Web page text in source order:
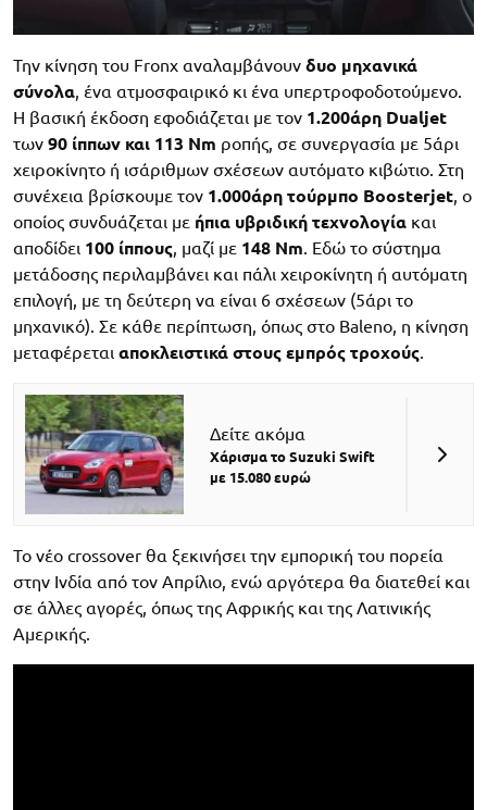
Την κίνηση του Fronx αναλαμβάνουν δυο μηχανικά
σύνολα, ένα ατμοσφαιρικό κι ένα υπερτροφοδοτούμενο.
Η βασική έκδοση εφοδιάζεται με τον 1.200άρη Dualjet
των 90 ίππων και 113 Nm ροπής, σε συνεργασία με 5άρι
χειροκίνητο ή ισάριθμων σχέσεων αυτόματο κιβώτιο. Στη
συνέχεια βρίσκουμε τον 1.000άρη τούρμπο Boosterjet, ο
οποίος συνδυάζεται με ήπια υβριδική τεχνολογία και
αποδίδει 100 ίππους, μαζί με 148 Nm. Εδώ το σύστημα
μετάδοσης περιλαμβάνει και πάλι χειροκίνητη ή αυτόματη
επιλογή, με τη δεύτερη να είναι 6 σχέσεων (5άρι το
μηχανικό). Σε κάθε περίπτωση, όπως στο Baleno, η κίνηση
μεταφέρεται αποκλειστικά στους εμπρός τροχούς.
Δείτε ακόμα
Χάρισμα το Suzuki Swift
με 15.080 ευρώ
Το νέο crossover θα ξεκινήσει την εμπορική του πορεία
στην Ινδία από τον Απρίλιο, ενώ αργότερα θα διατεθεί και
σε άλλες αγορές, όπως της Αφρικής και της Λατινικής
Αμερικής.